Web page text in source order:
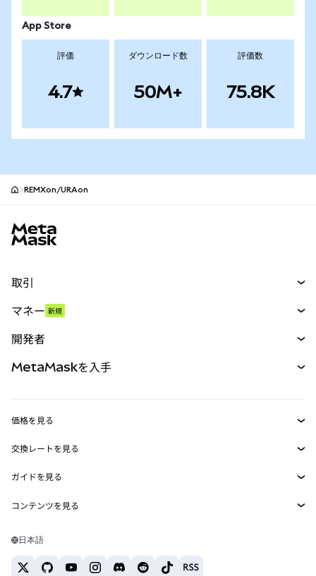
App Store
評価
4.7
ダウンロード数
50M+
評価数
75.8K
REMXon/URAon
取引
パーペチュアル
RWA
マネー 新規
開発者
MetaMask Connect
Snaps
Web3サービス
MetaMaskを入手
セキュリティ
サポート
キャリア
お問い合わせ
価格を見る
イーサリアムの価格
Solanaの価格
Tetherの価格
交換レートを見る
ETH→USD
USDT→INR
BTC→INR
ETH→USDT
ガイドを見る
ETHの購入
USDTの購入
コンテンツを見る
Solanaウォレット
日本語